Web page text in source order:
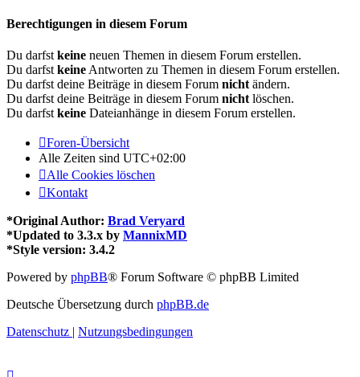
Berechtigungen in diesem Forum
Du darfst keine neuen Themen in diesem Forum erstellen.
Du darfst keine Antworten zu Themen in diesem Forum erstellen.
Du darfst deine Beiträge in diesem Forum nicht ändern.
Du darfst deine Beiträge in diesem Forum nicht löschen.
Du darfst keine Dateianhänge in diesem Forum erstellen.
Foren-Übersicht
Alle Zeiten sind UTC+02:00
Alle Cookies löschen
Kontakt
*Original Author: Brad Veryard
*Updated to 3.3.x by MannixMD
*Style version: 3.4.2
Powered by phpBB® Forum Software © phpBB Limited
Deutsche Übersetzung durch phpBB.de
Datenschutz | Nutzungsbedingungen